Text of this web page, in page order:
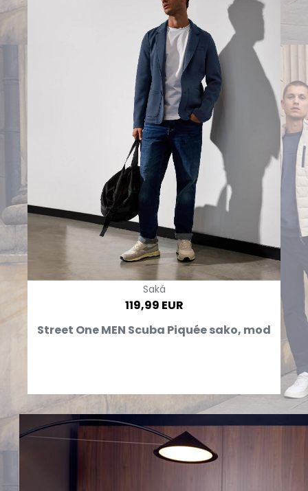
Saká
119,99 EUR
Street One MEN Scuba Piquée sako, mod